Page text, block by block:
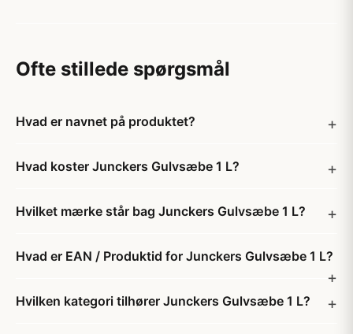
Ofte stillede spørgsmål
Hvad er navnet på produktet?
Hvad koster Junckers Gulvsæbe 1 L?
Hvilket mærke står bag Junckers Gulvsæbe 1 L?
Hvad er EAN / Produktid for Junckers Gulvsæbe 1 L?
Hvilken kategori tilhører Junckers Gulvsæbe 1 L?